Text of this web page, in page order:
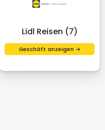
Lidl Reisen (7)
Geschäft anzeigen →